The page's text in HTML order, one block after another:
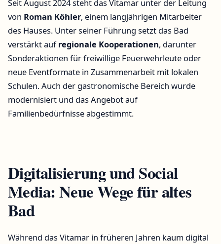
Seit August 2024 steht das Vitamar unter der Leitung
von Roman Köhler, einem langjährigen Mitarbeiter
des Hauses. Unter seiner Führung setzt das Bad
verstärkt aufregionale Kooperationen, darunter
Sonderaktionen für freiwillige Feuerwehrleute oder
neue Eventformate in Zusammenarbeit mit lokalen
Schulen. Auch der gastronomische Bereich wurde
modernisiert und das Angebot auf
Familienbedürfnisse abgestimmt.
Digitalisierung und Social
Media: Neue Wege für altes
Bad
Während das Vitamar in früheren Jahren kaum digital